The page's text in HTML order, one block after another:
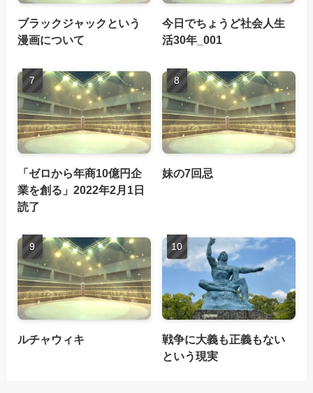
ブラックジャックという
漫画について
今日でちょうど社会人生
活30年_001
「ゼロから年商10億円企
業を創る」2022年2月1日
読了
妹の7回忌
ルチャウィキ
戦争に大義も正義もない
という現実